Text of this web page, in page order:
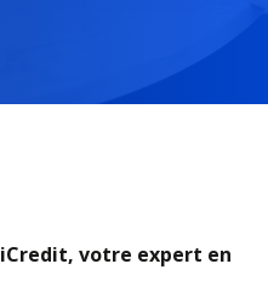
votre expert en